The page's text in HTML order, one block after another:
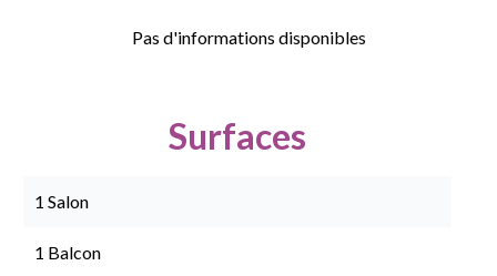
Pas d'informations disponibles
Surfaces
1 Salon
1 Balcon